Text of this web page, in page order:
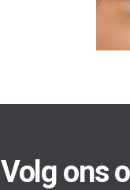
Volg ons